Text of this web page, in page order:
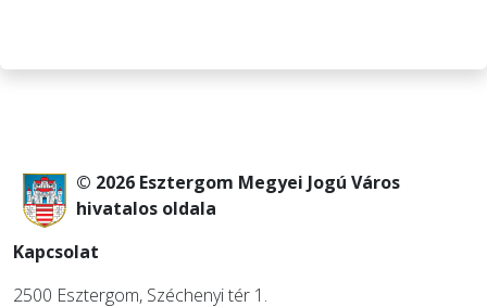
© 2026 Esztergom Megyei Jogú Város
hivatalos oldala
Kapcsolat
2500 Esztergom, Széchenyi tér 1.